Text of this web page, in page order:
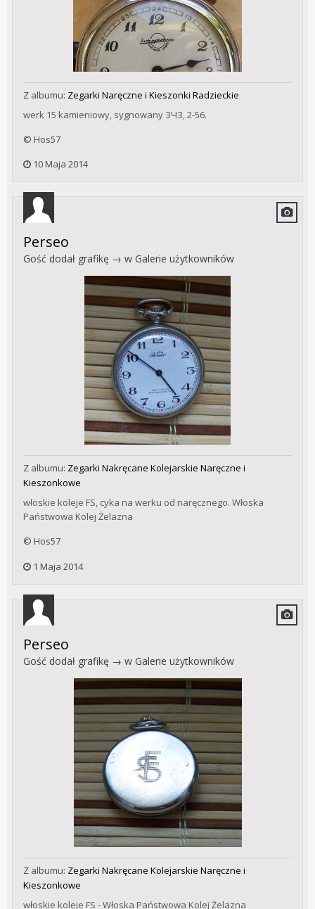
Z albumu: Zegarki Naręczne i Kieszonki Radzieckie
werk 15 kamieniowy, sygnowany ЗЧЗ, 2-56.
© Hos57
10 Maja 2014
Perseo
Gość dodał grafikę → w Galerie użytkowników
Z albumu: Zegarki Nakręcane Kolejarskie Naręczne i
Kieszonkowe
włoskie koleje FS, cyka na werku od naręcznego. Włoska
Państwowa Kolej Żelazna
© Hos57
1 Maja 2014
Perseo
Gość dodał grafikę → w Galerie użytkowników
Z albumu: Zegarki Nakręcane Kolejarskie Naręczne i
Kieszonkowe
włoskie koleje FS - Włoska Państwowa Kolej Żelazna